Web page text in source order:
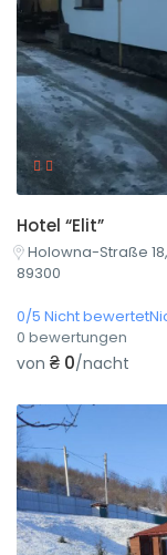
Hotel “Elit”
Holowna-Straße
89300
0/5 Nicht
0 bewertungen
von ₴ 0/nacht